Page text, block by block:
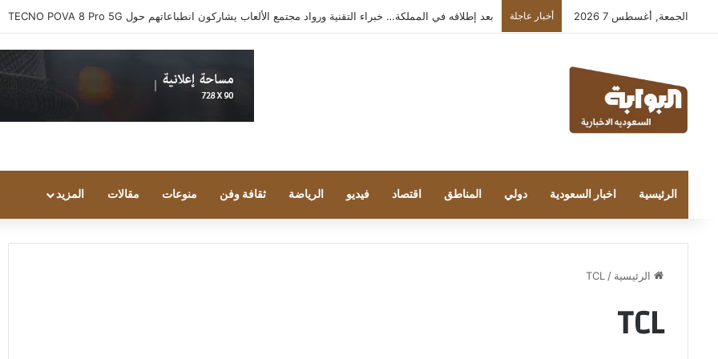
الجمعة, أغسطس 7 2026 أخبار عاجلة بعد إطلاقه في المملكة… خبراء التقنية ورواد مجتمع الألعاب يشاركون انطباعاتهم حول TECNO POVA 8 Pro 5G
الرئيسية اخبار السعودية دولي المناطق اقتصاد فيديو الرياضة ثقافة وفن منوعات مقالات المزيد
الرئيسية /
TCL
TCL